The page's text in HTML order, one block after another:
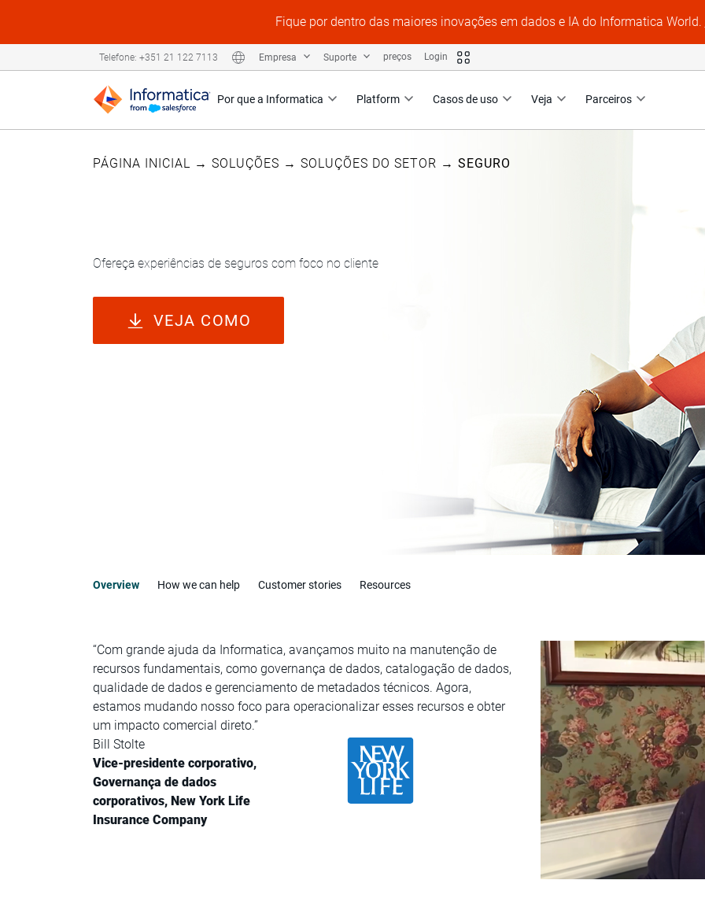
Fique por dentro das maiores inovações em dados e IA do Informatica World.
Por que a Informatica Platform Casos de uso Veja Parceiros
Telefone: +351 21 122 7113 Empresa Suporte preços Login
PÁGINA INICIAL → SOLUÇÕES → SOLUÇÕES DO SETOR → SEGURO
Ofereça experiências de seguros com foco no cliente
VEJA COMO
Overview How we can help Customer stories Resources
“Com grande ajuda da Informatica, avançamos muito na manutenção de
recursos fundamentais, como governança de dados, catalogação de dados,
qualidade de dados e gerenciamento de metadados técnicos. Agora,
estamos mudando nosso foco para operacionalizar esses recursos e obter
um impacto comercial direto.”
Bill Stolte
Vice-presidente corporativo,
Governança de dados
corporativos, New York Life
Insurance Company